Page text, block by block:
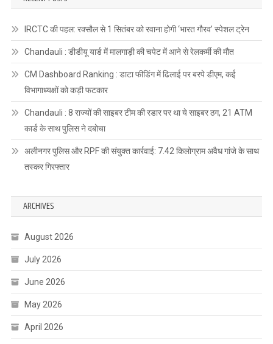
IRCTC की पहल: रक्सौल से 1 सितंबर को रवाना होगी ‘भारत गौरव’ स्पेशल ट्रेन
Chandauli : डीडीयू यार्ड में मालगाड़ी की चपेट में आने से रेलकर्मी की मौत
CM Dashboard Ranking : डाटा फीडिंग में ढिलाई पर बरपे डीएम, कई
विभागाध्यक्षों को कड़ी फटकार
Chandauli : 8 राज्यों की साइबर टीम की रडार पर था ये साइबर ठग, 21 ATM
कार्ड के साथ पुलिस ने दबोचा
अलीनगर पुलिस और RPF की संयुक्त कार्रवाई: 7.42 किलोग्राम अवैध गांजे के साथ
तस्कर गिरफ्तार
ARCHIVES
August 2026
July 2026
June 2026
May 2026
April 2026